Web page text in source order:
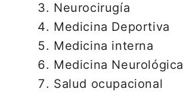
Neurocirugía
Medicina Deportiva
Medicina interna
Medicina Neurológica
Salud ocupacional